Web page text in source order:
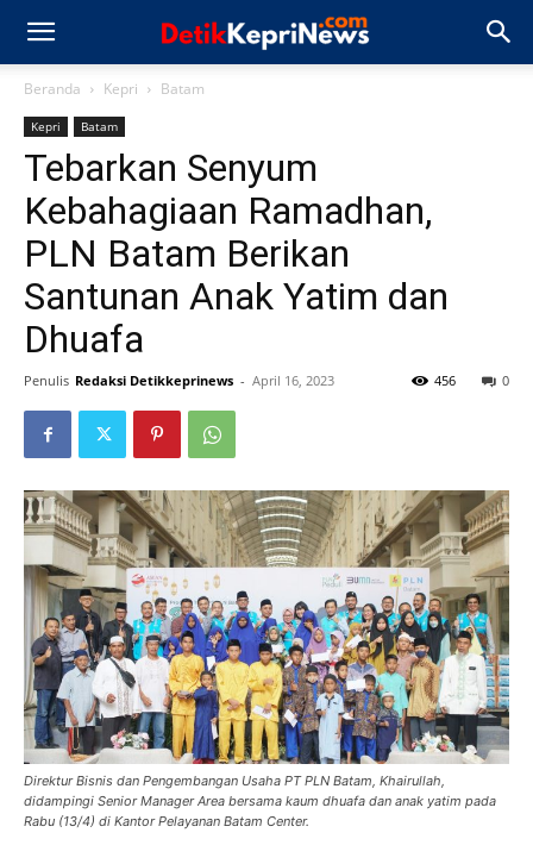
Beranda Kepri Batam
Kepri Batam
Tebarkan Senyum
Kebahagiaan Ramadhan,
PLN Batam Berikan
Santunan Anak Yatim dan
Dhuafa
Penulis Redaksi Detikkeprinews - April 16, 2023 0
456
Direktur Bisnis dan Pengembangan Usaha PT PLN Batam, Khairullah,
didampingi Senior Manager Area bersama kaum dhuafa dan anak yatim pada
Rabu (13/4) di Kantor Pelayanan Batam Center.